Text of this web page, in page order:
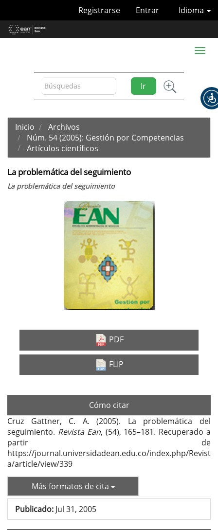
Contenido
principal
Idioma
Registrarse Entrar
Ir
Toggle
Inicio
Archivos
Núm. 54 (2005): Gestión por Competencias
Artículos científicos
La problemática del seguimiento
La problemática del seguimiento
PDF
FLIP
Cómo citar
Cruz Gattner, C. A. (2005). La problemática del
seguimiento. Revista Ean, (54), 165–181. Recuperado a
partir de
https://journal.universidadean.edu.co/index.php/Revist
a/article/view/339
Más formatos de cita
Publicado: Jul 31, 2005